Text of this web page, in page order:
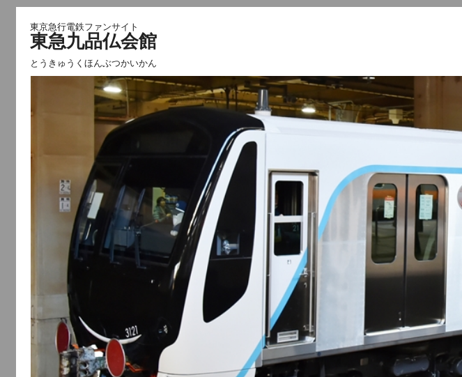
東京急行電鉄ファンサイト
東急九品仏会館
とうきゅうくほんぶつかいかん